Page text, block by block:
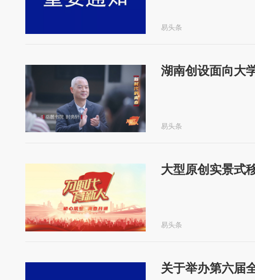
易头条
湖南创设面向大
易头条
大型原创实景式
易头条
关于举办第六届